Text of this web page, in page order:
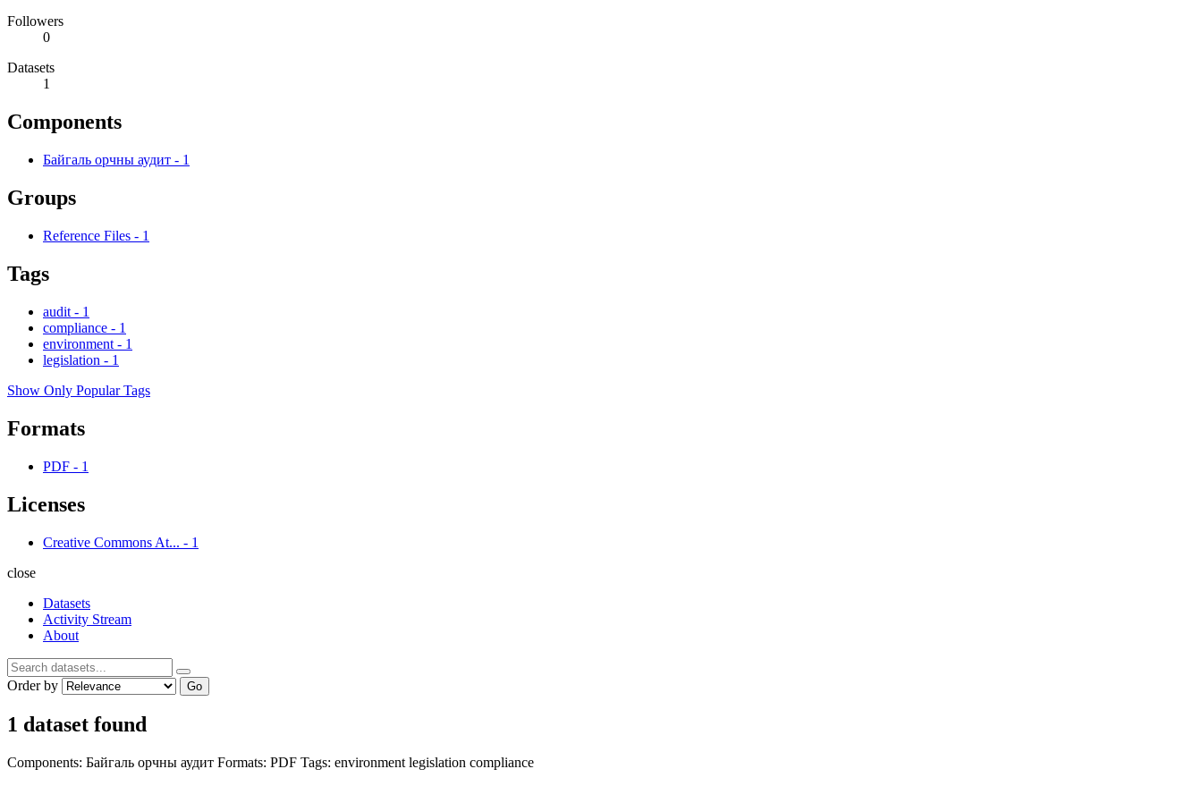
Followers
0
Datasets
1
Components
Байгаль орчны аудит - 1
Groups
Reference Files - 1
Tags
audit - 1
compliance - 1
environment - 1
legislation - 1
Show Only Popular Tags
Formats
PDF - 1
Licenses
Creative Commons At... - 1
close
Datasets
Activity Stream
About
Order by Go
1 dataset found
Components: Байгаль орчны аудит Formats: PDF Tags: environment legislation compliance